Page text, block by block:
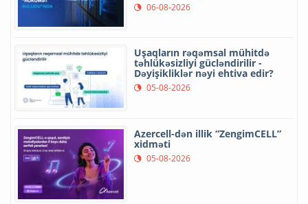
06-08-2026
Uşaqların rəqəmsal mühitdə
təhlükəsizliyi gücləndirilir -
Dəyişikliklər nəyi ehtiva edir?
05-08-2026
Azercell-dən illik “ZengimCELL”
xidməti
05-08-2026